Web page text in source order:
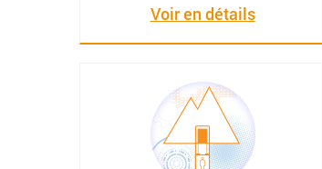
Voir en détails